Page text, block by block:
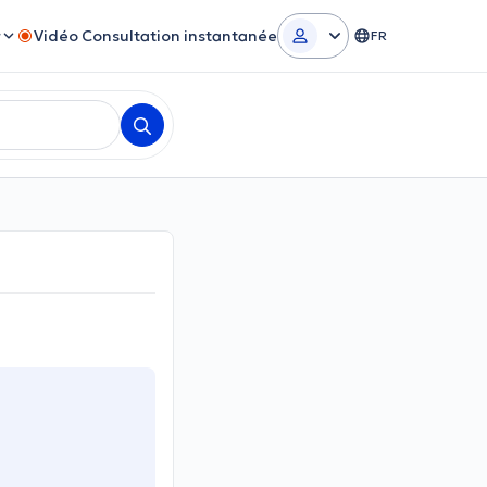
Vidéo Consultation instantanée FR